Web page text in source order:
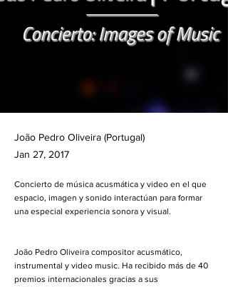
João Pedro Oliveira (Portugal)
Jan 27, 2017
Concierto de música acusmática y video en el que
espacio, imagen y sonido interactúan para formar
una especial experiencia sonora y visual.
João Pedro Oliveira compositor acusmático,
instrumental y video music. Ha recibido más de 40
premios internacionales gracias a sus